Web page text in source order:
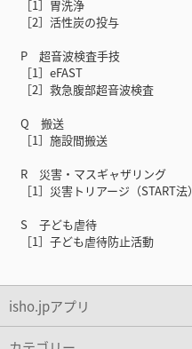
［1］胃洗浄
［2］活性炭の投与
P 超音波検査手技
［1］eFAST
［2］救急腹部超音波検査
Q 搬送
［1］施設間搬送
R 災害・マスギャザリング
［1］災害トリアージ（START法）
S 子ども虐待
［1］子ども虐待防止活動
isho.jpアプリ